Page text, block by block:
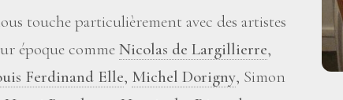
touche particulièrement avec des artistes
époque comme Nicolas de Largillierre,
Ferdinand Elle, Michel Dorigny, Simon